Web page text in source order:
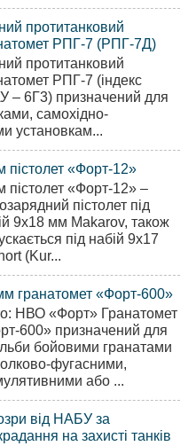
протитанковий
РПГ-7 (РПГ-7Д)
протитанковий
РПГ-7 (індекс
– 6Г3) призначений для
самохідно-
установкам...
пістолет «Форт-12»
пістолет «Форт-12» –
пістолет під
9х18 мм Makarov, також
під набій 9х17
(Kur...
гранатомет «Форт-600»
НВО «Форт» Гранатомет
600» призначений для
бойовими гранатами
фугасними,
або ...
від НАБУ за
на захисті танків